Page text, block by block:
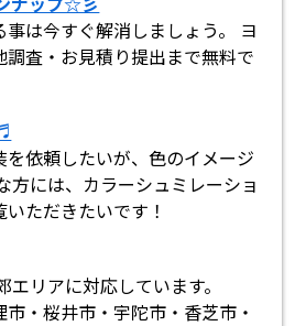
は今すぐ解消しましょう。 ヨ
査・お見積り提出まで無料で
を依頼したいが、色のイメージ
には、カラーシュミレーショ
ただきたいです！
エリアに対応しています。
・桜井市・宇陀市・香芝市・